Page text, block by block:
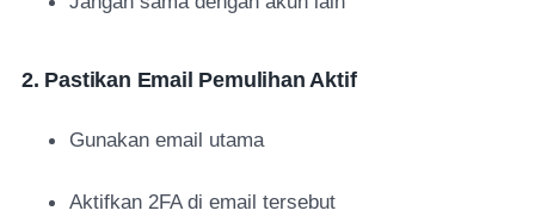
2. Pastikan Email Pemulihan Aktif
Gunakan email utama
Aktifkan 2FA di email tersebut